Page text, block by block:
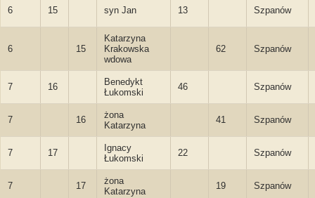
6 15 syn Jan 13 Szpanów
6 15
Katarzyna
Krakowska
wdowa
62 Szpanów
7 16
Benedykt
Łukomski
46 Szpanów
7 16
żona
Katarzyna
41 Szpanów
7 17
Ignacy
Łukomski
22 Szpanów
7 17
żona
Katarzyna
19 Szpanów